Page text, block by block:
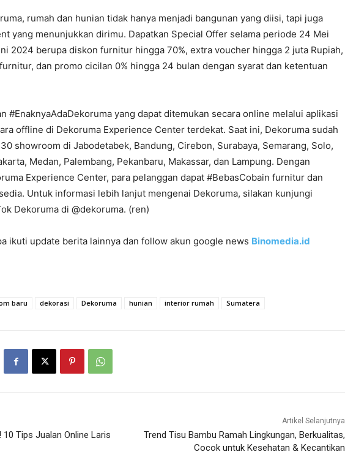
rumah dan hunian tidak hanya menjadi bangunan yang diisi, tapi juga
yang menunjukkan dirimu. Dapatkan Special Offer selama periode 24 Mei
2024 berupa diskon furnitur hingga 70%, extra voucher hingga 2 juta Rupiah,
dan promo cicilan 0% hingga 24 bulan dengan syarat dan ketentuan
#EnaknyaAdaDekoruma yang dapat ditemukan secara online melalui aplikasi
offline di Dekoruma Experience Center terdekat. Saat ini, Dekoruma sudah
showroom di Jabodetabek, Bandung, Cirebon, Surabaya, Semarang, Solo,
Medan, Palembang, Pekanbaru, Makassar, dan Lampung. Dengan
Experience Center, para pelanggan dapat #BebasCobain furnitur dan
Untuk informasi lebih lanjut mengenai Dekoruma, silakan kunjungi
Dekoruma di @dekoruma. (ren)
ikuti update berita lainnya dan follow akun google news Binomedia.id
baru dekorasi Dekoruma hunian interior rumah Sumatera
Tips Jualan Online Laris
Artikel Selanjutnya
Trend Tisu Bambu Ramah Lingkungan, Berkualitas,
Cocok untuk Kesehatan & Kecantikan